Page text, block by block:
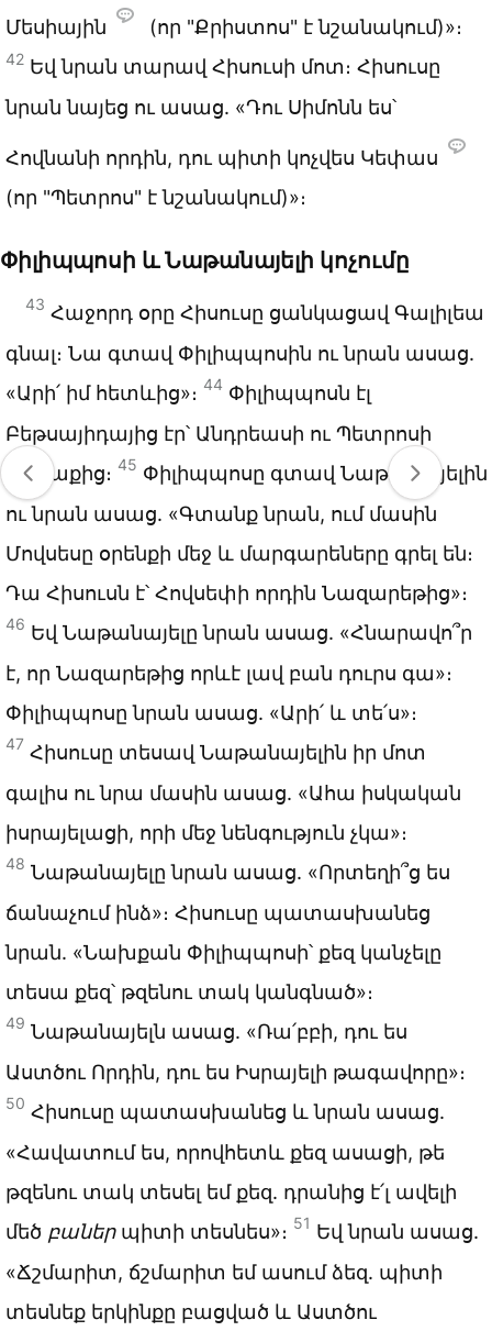
Մեսիային (որ "Քրիստոս" է նշանակում)»։
42 Եվ նրան տարավ Հիսուսի մոտ։ Հիսուսը
նրան նայեց ու ասաց. «Դու Սիմոնն ես՝
Հովնանի որդին, դու պիտի կոչվես Կեփաս
(որ "Պետրոս" է նշանակում)»։
Փիլիպպոսի և Նաթանայելի կոչումը
43 Հաջորդ օրը Հիսուսը ցանկացավ Գալիլեա
գնալ։ Նա գտավ Փիլիպպոսին ու նրան ասաց.
«Արի՛ իմ հետևից»։ 44 Փիլիպպոսն էլ
Բեթսայիդայից էր՝ Անդրեասի ու Պետրոսի
քաղաքից։ 45 Փիլիպպոսը գտավ Նաթանայելին
ու նրան ասաց. «Գտանք նրան, ում մասին
Մովսեսը օրենքի մեջ և մարգարեները գրել են։
Դա Հիսուսն է՝ Հովսեփի որդին Նազարեթից»։
46 Եվ Նաթանայելը նրան ասաց. «Հնարավո՞ր
է, որ Նազարեթից որևէ լավ բան դուրս գա»։
Փիլիպպոսը նրան ասաց. «Արի՛ և տե՛ս»։
47 Հիսուսը տեսավ Նաթանայելին իր մոտ
գալիս ու նրա մասին ասաց. «Ահա իսկական
իսրայելացի, որի մեջ նենգություն չկա»։
48 Նաթանայելը նրան ասաց. «Որտեղի՞ց ես
ճանաչում ինձ»։ Հիսուսը պատասխանեց
նրան. «Նախքան Փիլիպպոսի՝ քեզ կանչելը
տեսա քեզ՝ թզենու տակ կանգնած»։
49 Նաթանայելն ասաց. «Ռա՛բբի, դու ես
Աստծու Որդին, դու ես Իսրայելի թագավորը»։
50 Հիսուսը պատասխանեց և նրան ասաց.
«Հավատում ես, որովհետև քեզ ասացի, թե
թզենու տակ տեսել եմ քեզ. դրանից է՛լ ավելի
մեծ բաներպիտի տեսնես»։ 51 Եվ նրան ասաց.
«Ճշմարիտ, ճշմարիտ եմ ասում ձեզ. պիտի
տեսնեք երկինքը բացված և Աստծու